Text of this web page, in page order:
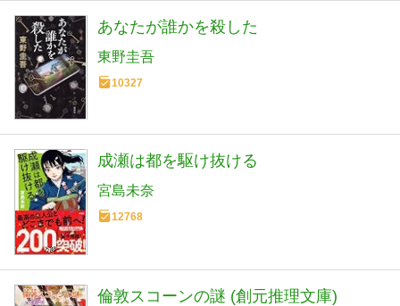
あなたが誰かを殺した
東野圭吾
10327
成瀬は都を駆け抜ける
宮島未奈
12768
倫敦スコーンの謎 (創元推理文庫)